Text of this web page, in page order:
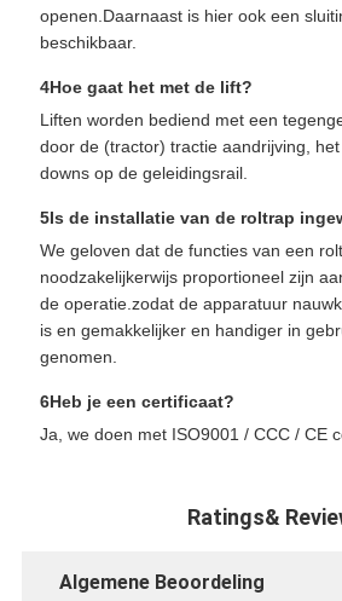
openen.Daarnaast is hier ook een
beschikbaar.
4Hoe gaat het met de lift?
Liften worden bediend met een
door de (tractor) tractie aandrijving,
downs op de geleidingsrail.
5Is de installatie van de roltrap
We geloven dat de functies van een
noodzakelijkerwijs proportioneel zijn
de operatie.zodat de apparatuur
is en gemakkelijker en handiger in
genomen.
6Heb je een certificaat?
Ja, we doen met ISO9001 / CCC / CE
Ratings&
Algemene Beoordeling